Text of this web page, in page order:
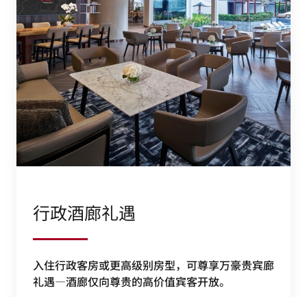
行政酒廊礼遇
入住行政客房或更高级别房型，可尊享万豪贵宾廊
礼遇—酒廊仅向尊贵的高价值宾客开放。